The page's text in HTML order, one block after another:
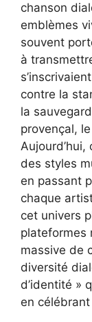
chanson
emblèmes
souvent
à
contre la
la
provençal,
des styles
en passant
chaque
cet univers
plateformes
massive de
diversité
d’identité »
en